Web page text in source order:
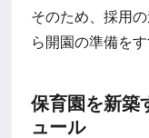
そのため、採用
ら開園の準備を
保育園を新築
ュール